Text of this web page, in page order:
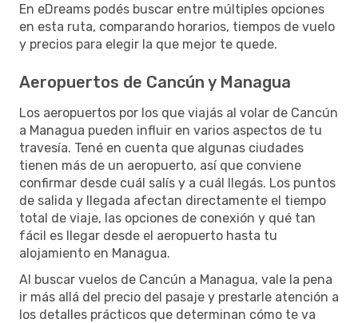
En eDreams podés buscar entre múltiples opciones
en esta ruta, comparando horarios, tiempos de vuelo
y precios para elegir la que mejor te quede.
Aeropuertos de Cancún y Managua
Los aeropuertos por los que viajás al volar de Cancún
a Managua pueden influir en varios aspectos de tu
travesía. Tené en cuenta que algunas ciudades
tienen más de un aeropuerto, así que conviene
confirmar desde cuál salís y a cuál llegás. Los puntos
de salida y llegada afectan directamente el tiempo
total de viaje, las opciones de conexión y qué tan
fácil es llegar desde el aeropuerto hasta tu
alojamiento en Managua.
Al buscar vuelos de Cancún a Managua, vale la pena
ir más allá del precio del pasaje y prestarle atención a
los detalles prácticos que determinan cómo te va